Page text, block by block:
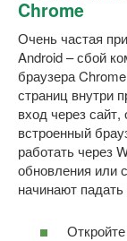
Chrome
Очень частая
Android – сбой
браузера
страниц внутри
вход через сайт,
встроенный
работать через
обновления или
начинают